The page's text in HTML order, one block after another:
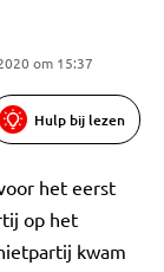
om 15:37
Hulp bij lezen
het eerst
op het
kwam